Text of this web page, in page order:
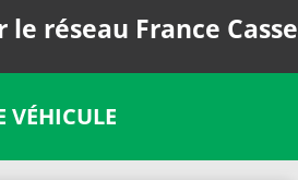
réseau France Casse
VÉHICULE